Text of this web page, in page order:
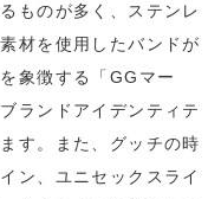
ものが多く、ステンレ
材を使用したバンドが
象徴する「GGマー
ランドアイデンティテ
す。また、グッチの時
ン、ユニセックスライ